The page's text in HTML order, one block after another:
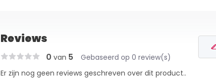
Reviews
0 van 5 Gebaseerd op 0 review(s)
Er zijn nog geen reviews geschreven over dit product..